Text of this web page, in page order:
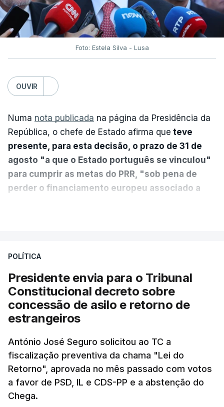
Foto: Estela Silva - Lusa
OUVIR
Numa nota publicada na página da Presidência da
República, o chefe de Estado afirma que teve
presente, para esta decisão, o prazo de 31 de
agosto "a que o Estado português se vinculou"
para cumprir as metas do PRR, "sob pena de
perder o financiamento europeu associado a
sistema mais simples, mais justo e transparente".
"Sempre que seja possível reduzir burocracias,
eliminar sobreposições e garantir que os apoios
chegam a quem mais necessita, estaremos a dar
um passo na direção certa", argumenta o
Presidente da República.
Assegurar que "ninguém é
prejudicado"
POLÍTICA
Presidente envia para o Tribunal
Constitucional decreto sobre
concessão de asilo e retorno de
estrangeiros
António José Seguro solicitou ao TC a
fiscalização preventiva da chama "Lei do
Retorno", aprovada no mês passado com votos
a favor de PSD, IL e CDS-PP e a abstenção do
Chega.